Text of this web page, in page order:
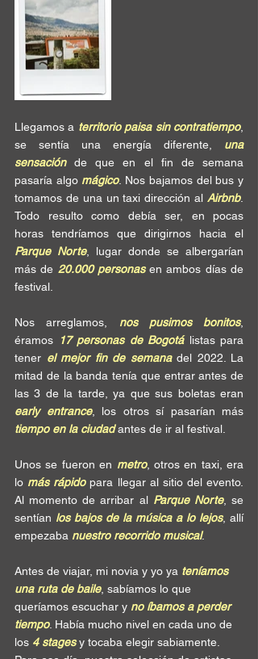
Llegamos a territorio paisa sin contratiempo,
se sentía una energía diferente, una
sensación de que en el fin de semana
pasaría algo mágico. Nos bajamos del bus y
tomamos de una un taxi dirección al Airbnb.
Todo resulto como debía ser, en pocas
Parque Norte, lugar donde se albergarían
más de 20.000 personas en ambos días de
festival.
Nos arreglamos, nos pusimos bonitos,
éramos
17 personas de Bogotá listas para
tener el mejor fin de semana del 2022. La
mitad de la banda tenía que entrar antes de
early entrance
tiempo en la ciudad antes de ir al festival.
Unos se fueron en metro, otros en taxi, era
lo más rápido para llegar al sitio del evento.
Al momento de arribar al Parque Norte, se
sentían los bajos de la música a lo lejos, allí
empezaba nuestro recorrido musical.
Antes de viajar, mi novia y yo ya teníamos
una ruta de baile, sabíamos lo que
queríamos escuchar y no íbamos a perder
tiempo. Había mucho nivel en cada uno de
los 4 stages y tocaba elegir sabiamente.